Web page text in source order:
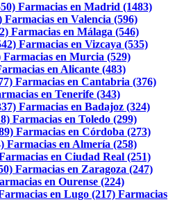
Farmacias en Madrid (1483)
Farmacias en Valencia (596)
Farmacias en Málaga (546)
Farmacias en Vizcaya (535)
Farmacias en Murcia (529)
en Alicante (483)
Farmacias en Cantabria (376)
en Tenerife (343)
Farmacias en Badajoz (324)
Farmacias en Toledo (299)
Farmacias en Córdoba (273)
Farmacias en Almería (258)
en Ciudad Real (251)
Farmacias en Zaragoza (247)
en Ourense (224)
en Lugo (217) Farmacias